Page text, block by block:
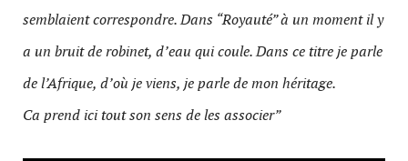
semblaient correspondre. Dans “Royauté” à un moment il y
a un bruit de robinet, d’eau qui coule. Dans ce titre je parle
de l’Afrique, d’où je viens, je parle de mon héritage.
Ca prend ici tout son sens de les associer”